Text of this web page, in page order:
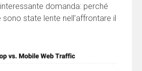
domanda: perché
state lente nell’affrontare il